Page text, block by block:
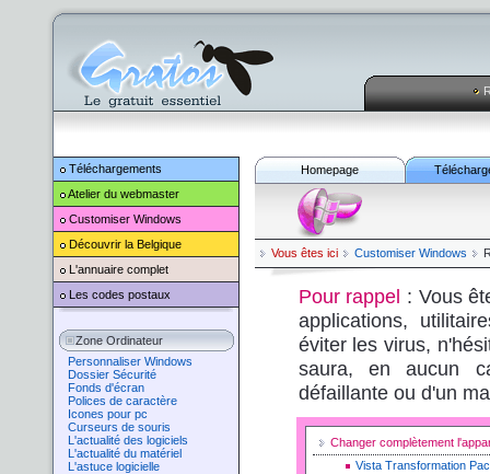
Téléchargements
Atelier du webmaster
Customiser Windows
Découvrir la Belgique
L'annuaire complet
Les codes postaux
Zone Ordinateur
Personnaliser Windows
Dossier Sécurité
Fonds d'écran
Polices de caractère
Icones pour pc
Curseurs de souris
L'actualité des logiciels
L'actualité du matériel
L'astuce logicielle
Homepage
Vous êtes ici Customiser Windows
Pour rappel : Vous
applications,
éviter les virus,
saura, en aucun
défaillante ou d'un
Changer complètement
Vista Transformation